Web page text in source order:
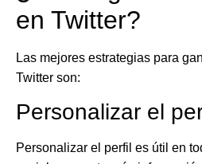
en Twitter?
Las mejores estrategias para
Twitter son:
Personalizar el
Personalizar el perfil es útil en